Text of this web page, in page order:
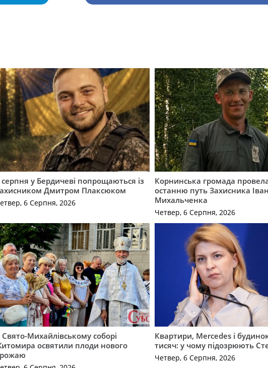
серпня у Бердичеві попрощаються із
Дмитром Плаксюком
6 Серпня, 2026
Корнинська громада
останню путь Захисника
Михальченка
Четвер, 6 Серпня, 2026
Свято-Михайлівському соборі
освятили плоди нового
Квартири, Mercedes і
тисяч: у чому підозрюють
Четвер, 6 Серпня, 2026